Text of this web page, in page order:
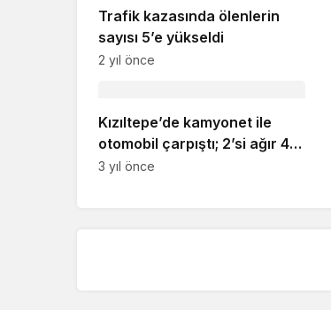
Trafik kazasında ölenlerin
sayısı 5’e yükseldi
2 yıl önce
Kızıltepe’de kamyonet ile
otomobil çarpıştı; 2’si ağır 4
yaralı
3 yıl önce